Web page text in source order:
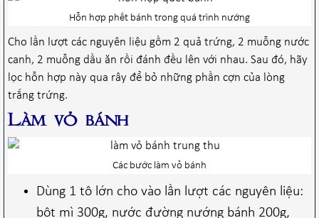
Hỗn hợp phết bánh trong quá trình nướng
Cho lần lượt các nguyên liệu gồm 2 quả trứng, 2 muỗng nước
canh, 2 muỗng dầu ăn rồi đánh đều lên với nhau. Sau đó, hãy
lọc hỗn hợp này qua rây để bỏ những phần cợn của lòng
trắng trứng.
Làm vỏ bánh
Các bước làm vỏ bánh
Dùng 1 tô lớn cho vào lần lượt các nguyên liệu:
bột mì 300g, nước đường nướng bánh 200g,